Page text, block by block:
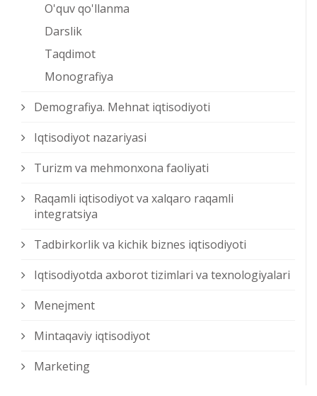
O'quv qo'llanma
Darslik
Taqdimot
Monografiya
Demografiya. Mehnat iqtisodiyoti
Iqtisodiyot nazariyasi
Turizm va mehmonxona faoliyati
Raqamli iqtisodiyot va xalqaro raqamli
integratsiya
Tadbirkorlik va kichik biznes iqtisodiyoti
Iqtisodiyotda axborot tizimlari va texnologiyalari
Menejment
Mintaqaviy iqtisodiyot
Marketing